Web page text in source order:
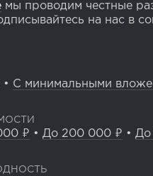
мы проводим честные
на нас в
• С минимальными
₽ • До 200 000 ₽ • До